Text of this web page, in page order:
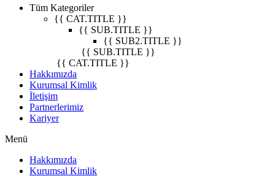
Tüm Kategoriler
{{ CAT.TITLE }}
{{ SUB.TITLE }}
{{ SUB2.TITLE }}
{{ SUB.TITLE }}
{{ CAT.TITLE }}
Hakkımızda
Kurumsal Kimlik
İletişim
Partnerlerimiz
Kariyer
Menü
Hakkımızda
Kurumsal Kimlik